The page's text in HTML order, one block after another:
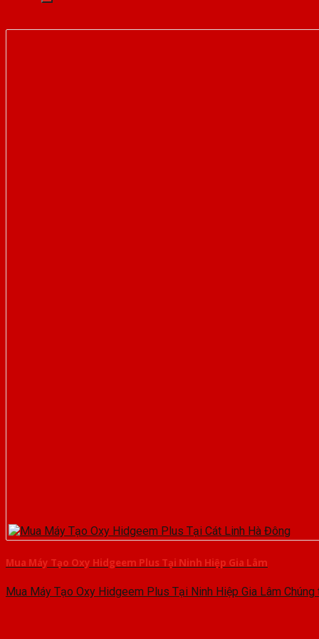
Mua Máy Tạo Oxy Hidgeem Plus Tại Ninh Hiệp Gia Lâm
Mua Máy Tạo Oxy Hidgeem Plus Tại Ninh Hiệp Gia Lâm Chúng